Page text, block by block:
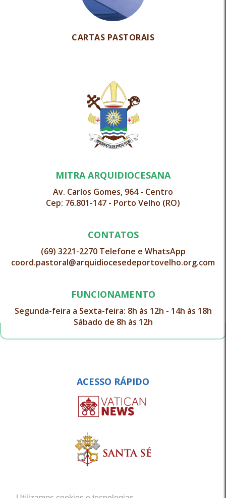
CARTAS PASTORAIS
MITRA ARQUIDIOCESANA
Av. Carlos Gomes, 964 - Centro
Cep: 76.801-147 - Porto Velho (RO)
CONTATOS
(69) 3221-2270 Telefone e WhatsApp
coord.pastoral@arquidiocesedeportovelho.org.com
FUNCIONAMENTO
Segunda-feira a Sexta-feira: 8h às 12h - 14h às 18h
Sábado de 8h às 12h
ACESSO RÁPIDO